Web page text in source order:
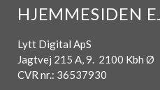
HJEMMESIDEN
Lytt Digital ApS
Jagtvej 215 A, 9. 2100 Kbh Ø
CVR nr.: 36537930